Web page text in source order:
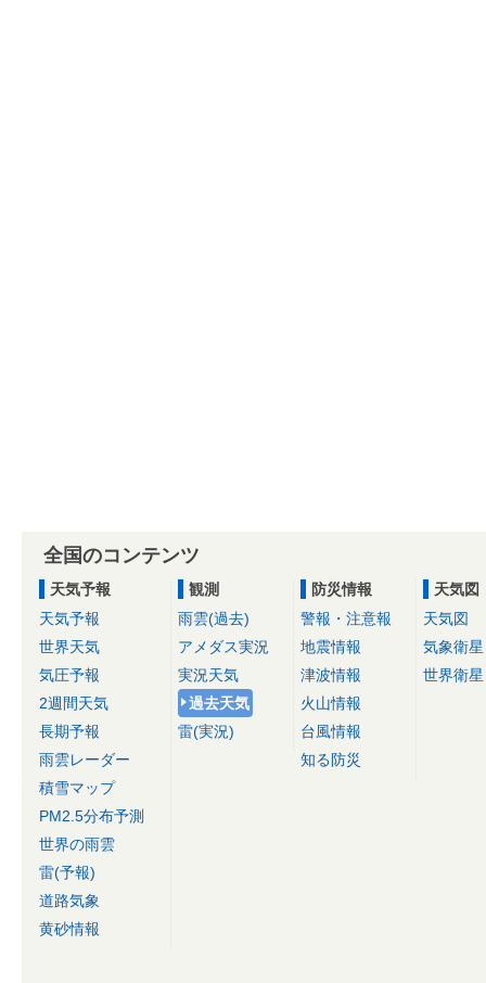
全国のコンテンツ
天気予報
天気予報
世界天気
気圧予報
2週間天気
長期予報
雨雲レーダー
積雪マップ
PM2.5分布予測
世界の雨雲
雷(予報)
道路気象
黄砂情報
観測
雨雲(過去)
アメダス実況
実況天気
過去天気
雷(実況)
防災情報
警報・注意報
地震情報
津波情報
火山情報
台風情報
知る防災
天気図
天気図
気象衛星
世界衛星